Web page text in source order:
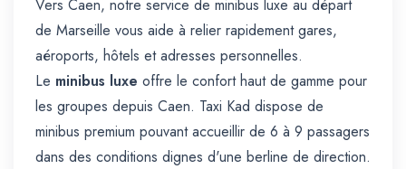
Vers Caen, notre service de minibus luxe au départ
de Marseille vous aide à relier rapidement gares,
aéroports, hôtels et adresses personnelles.
Le minibus luxe offre le confort haut de gamme pour
les groupes depuis Caen. Taxi Kad dispose de
minibus premium pouvant accueillir de 6 à 9 passagers
dans des conditions dignes d'une berline de direction.